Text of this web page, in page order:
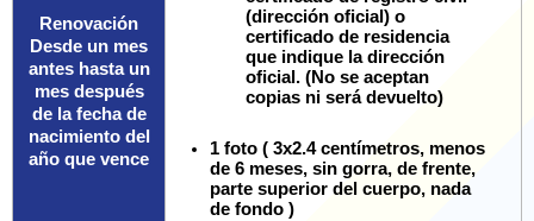
Renovación
Desde un mes
antes hasta un
mes después
de la fecha de
nacimiento del
año que vence
(dirección oficial) o
certificado de residencia
que indique la dirección
oficial. (No se aceptan
copias ni será devuelto)
1 foto ( 3x2.4 centímetros, menos
de 6 meses, sin gorra, de frente,
parte superior del cuerpo, nada
de fondo )